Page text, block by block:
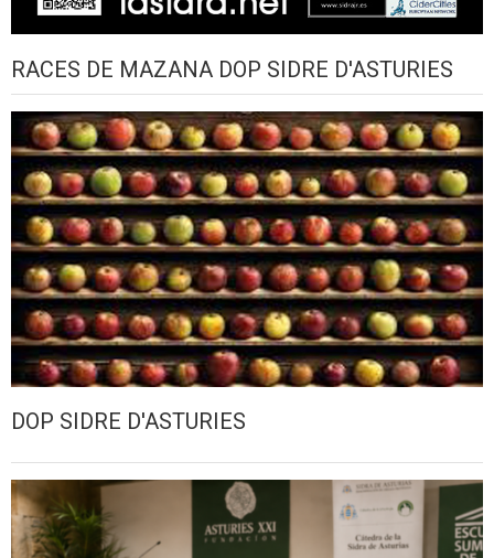
RACES DE MAZANA DOP SIDRE D'ASTURIES
DOP SIDRE D'ASTURIES